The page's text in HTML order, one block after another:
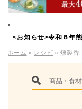
<お知らせ>令和８年
ホーム » レシピ » 燻製香